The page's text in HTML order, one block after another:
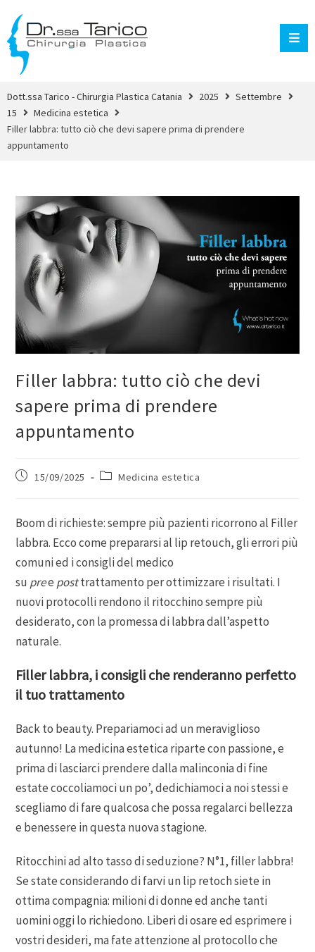
Dott.ssa Tarico - Chirurgia Plastica Catania 2025
Settembre
15
Medicina estetica
Filler labbra: tutto ciò che devi sapere prima di prendere
appuntamento
Filler labbra: tutto ciò che devi
sapere prima di prendere
appuntamento
15/09/2025 Medicina estetica
Boom di richieste: sempre più pazienti ricorrono al Filler
labbra. Ecco come prepararsi al lip retouch, gli errori più
comuni ed i consigli del medico
su pree posttrattamento per ottimizzare i risultati. I
nuovi protocolli rendono il ritocchino sempre più
desiderato, con la promessa di labbra dall’aspetto
naturale.
Filler labbra, i consigli che renderanno perfetto
il tuo trattamento
Back to beauty. Prepariamoci ad un meraviglioso
autunno! La medicina estetica riparte con passione, e
prima di lasciarci prendere dalla malinconia di fine
estate coccoliamoci un po’, dedichiamoci a noi stessi e
scegliamo di fare qualcosa che possa regalarci bellezza
e benessere in questa nuova stagione.
Ritocchini ad alto tasso di seduzione? N°1, filler labbra!
Se state considerando di farvi un lip retoch siete in
ottima compagnia: milioni di donne ed anche tanti
uomini oggi lo richiedono. Liberi di osare ed esprimere i
vostri desideri, ma fate attenzione al protocollo che